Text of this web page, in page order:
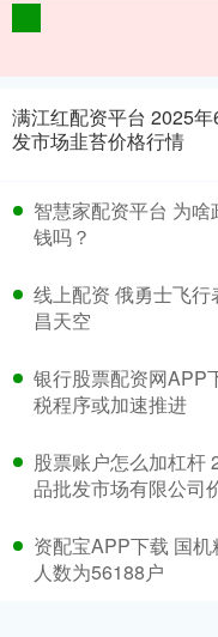
满江红配资平台 2025
发市场韭苔价格行情
智慧家配资平台 为
钱吗？
线上配资 俄勇士飞行
昌天空
银行股票配资网APP
税程序或加速推进
股票账户怎么加杠杆
品批发市场有限公司
资配宝APP下载 国
人数为56188户